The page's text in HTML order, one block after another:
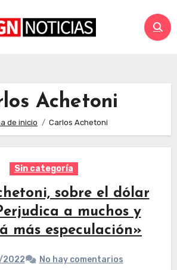
Achetoni
de inicio Carlos Achetoni
Sin categoría
sobre el dólar
a muchos y
más especulación»
2022 No hay comentarios